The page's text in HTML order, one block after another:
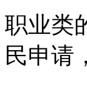
职业类
民申请